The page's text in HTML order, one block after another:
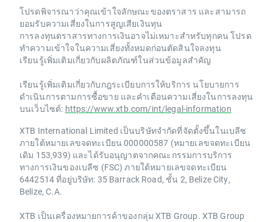
โปรดพิจารณาว่าคุณเข้าใจลักษณะของตราสาร และสามารถ
ยอมรับความเสี่ยงในการสูญเสียเงินทุน
การลงทุนตราสารทางการเงินอาจไม่เหมาะสำหรับทุกคน โปรด
ทำความเข้าใจในความเสี่ยงทั้งหมดก่อนตัดสินใจลงทุน
เรียนรู้เพิ่มเติมเกี่ยวกับผลิตภัณฑ์ในส่วนข้อมูลสำคัญ
เรียนรู้เพิ่มเติมเกี่ยวกับกฎระเบียบการให้บริการ นโยบายการ
ดำเนินการตามการซื้อขาย และคำเตือนความเสี่ยงในการลงทุน
บนเว็บไซต์: https://www.xtb.com/int/legal-information
XTB International Limited เป็นบริษัทจำกัดที่จัดตั้งขึ้นในเบลีซ
ภายใต้หมายเลขจดทะเบียน 000000587 (หมายเลขจดทะเบียน
เดิม 153,939) และได้รับอนุญาตจากคณะกรรมการบริการ
ทางการเงินของเบลีซ (FSC) ภายใต้หมายเลขจดทะเบียน
6442514 ที่อยู่บริษัท: 35 Barrack Road, ชั้น 2, Belize City,
Belize, C.A.
XTB เป็นเครื่องหมายการค้าของกลุ่ม XTB Group. XTB Group